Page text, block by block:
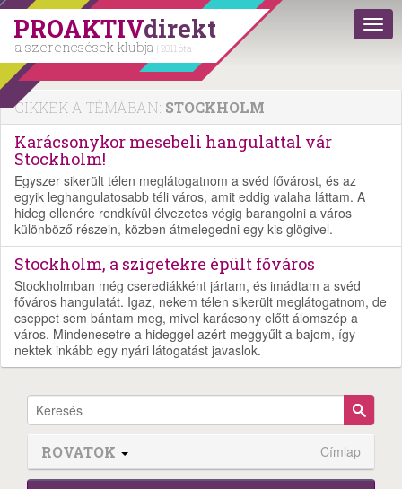
PROAKTIVdirekt
a szerencsések klubja | 2011 óta
CIKKEK A TÉMÁBAN: STOCKHOLM
Karácsonykor mesebeli hangulattal vár
Stockholm!
Egyszer sikerült télen meglátogatnom a svéd fővárost, és az
egyik leghangulatosabb téli város, amit eddig valaha láttam. A
hideg ellenére rendkívül élvezetes végig barangolni a város
különböző részein, közben átmelegedni egy kis glögivel.
Stockholm, a szigetekre épült főváros
Stockholmban még cserediákként jártam, és imádtam a svéd
főváros hangulatát. Igaz, nekem télen sikerült meglátogatnom, de
cseppet sem bántam meg, mivel karácsony előtt álomszép a
város. Mindenesetre a hideggel azért meggyűlt a bajom, így
nektek inkább egy nyári látogatást javaslok.
ROVATOK Címlap